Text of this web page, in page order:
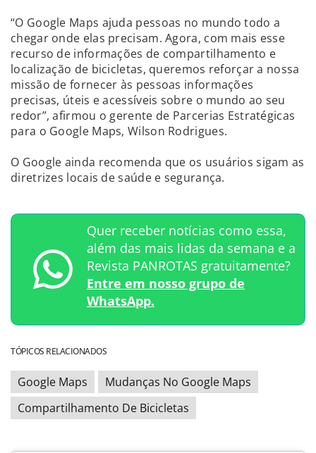
“O Google Maps ajuda pessoas no mundo todo a
chegar onde elas precisam. Agora, com mais esse
recurso de informações de compartilhamento e
localização de bicicletas, queremos reforçar a nossa
missão de fornecer às pessoas informações
precisas, úteis e acessíveis sobre o mundo ao seu
redor”, afirmou o gerente de Parcerias Estratégicas
para o Google Maps, Wilson Rodrigues.
O Google ainda recomenda que os usuários sigam as
diretrizes locais de saúde e segurança.
Quer receber notícias como essa,
além das mais lidas da semana e a
Revista PANROTAS gratuitamente?
Entre em nosso grupo de
WhatsApp.
TÓPICOS RELACIONADOS
Google Maps
Mudanças No Google Maps
Compartilhamento De Bicicletas